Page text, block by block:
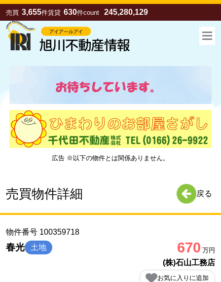
売買 3,655件賃貸 630件count 245,280,129
広告 ※以下の物件とは関係ありません。
売買物件詳細 戻る
物件番号 100359718
春光 土地 670 万円
(株)石山工務店
お気に入りに追加